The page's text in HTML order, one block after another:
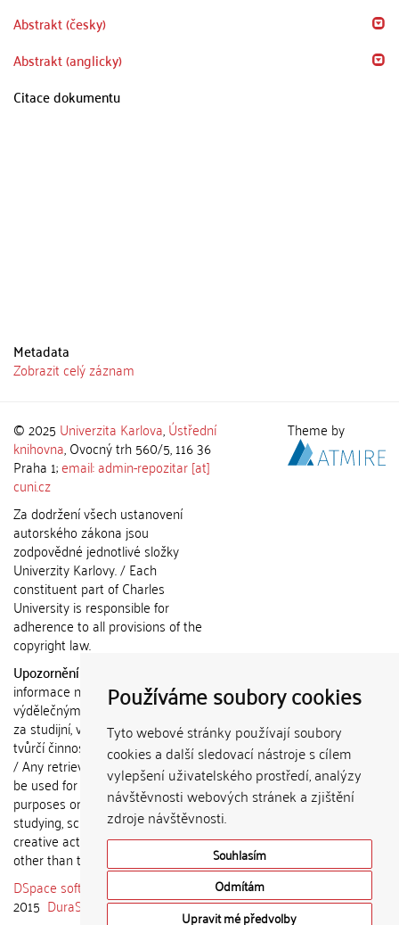
Používáme soubory cookies
Tyto webové stránky používají soubory
cookies a další sledovací nástroje s cílem
vylepšení uživatelského prostředí, analýzy
návštěvnosti webových stránek a zjištění
zdroje návštěvnosti.
Souhlasím
Odmítám
Upravit mé předvolby
Abstrakt (česky)
Abstrakt (anglicky)
Citace dokumentu
Metadata
Zobrazit celý záznam
© 2025 Univerzita Karlova,Ústřední
knihovna, Ovocný trh 560/5, 116 36
Praha 1;email: admin-repozitar [at]
cuni.cz
Za dodržení všech ustanovení
autorského zákona jsou
zodpovědné jednotlivé složky
Univerzity Karlovy. / Each
constituent part of Charles
University is responsible for
adherence to all provisions of the
copyright law.
Upozornění / Notice:
informace nemohou být použity k
výdělečným účelům nebo vydávány
za studijní, vědeckou nebo jinou
tvůrčí činnost jiné osoby než autora.
/ Any retrieved information shall not
be used for any commercial
purposes or claimed as results of
studying, scientific or any other
creative activities of any person
other than the author.
DSpace software
copyright © 2002-
2015 DuraSpace
Theme by